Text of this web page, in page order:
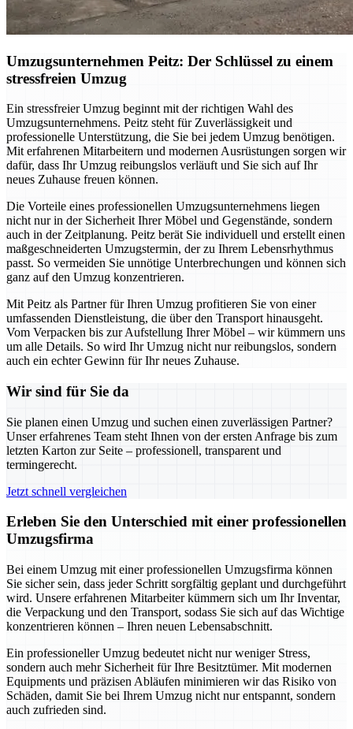
Umzugsunternehmen Peitz: Der Schlüssel zu einem
stressfreien Umzug
Ein stressfreier Umzug beginnt mit der richtigen Wahl des
Umzugsunternehmens. Peitz steht für Zuverlässigkeit und
professionelle Unterstützung, die Sie bei jedem Umzug benötigen.
Mit erfahrenen Mitarbeitern und modernen Ausrüstungen sorgen wir
dafür, dass Ihr Umzug reibungslos verläuft und Sie sich auf Ihr
neues Zuhause freuen können.
Die Vorteile eines professionellen Umzugsunternehmens liegen
nicht nur in der Sicherheit Ihrer Möbel und Gegenstände, sondern
auch in der Zeitplanung. Peitz berät Sie individuell und erstellt einen
maßgeschneiderten Umzugstermin, der zu Ihrem Lebensrhythmus
passt. So vermeiden Sie unnötige Unterbrechungen und können sich
ganz auf den Umzug konzentrieren.
Mit Peitz als Partner für Ihren Umzug profitieren Sie von einer
umfassenden Dienstleistung, die über den Transport hinausgeht.
Vom Verpacken bis zur Aufstellung Ihrer Möbel – wir kümmern uns
um alle Details. So wird Ihr Umzug nicht nur reibungslos, sondern
auch ein echter Gewinn für Ihr neues Zuhause.
Wir sind für Sie da
Sie planen einen Umzug und suchen einen zuverlässigen Partner?
Unser erfahrenes Team steht Ihnen von der ersten Anfrage bis zum
letzten Karton zur Seite – professionell, transparent und
termingerecht.
Jetzt schnell vergleichen
Erleben Sie den Unterschied mit einer professionellen
Umzugsfirma
Bei einem Umzug mit einer professionellen Umzugsfirma können
Sie sicher sein, dass jeder Schritt sorgfältig geplant und durchgeführt
wird. Unsere erfahrenen Mitarbeiter kümmern sich um Ihr Inventar,
die Verpackung und den Transport, sodass Sie sich auf das Wichtige
konzentrieren können – Ihren neuen Lebensabschnitt.
Ein professioneller Umzug bedeutet nicht nur weniger Stress,
sondern auch mehr Sicherheit für Ihre Besitztümer. Mit modernen
Equipments und präzisen Abläufen minimieren wir das Risiko von
Schäden, damit Sie bei Ihrem Umzug nicht nur entspannt, sondern
auch zufrieden sind.